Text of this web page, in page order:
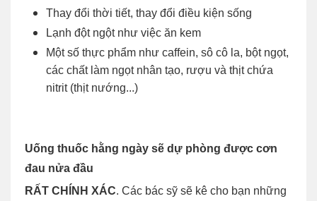
Thay đổi thời tiết, thay đổi điều kiện sống
Lạnh đột ngột như việc ăn kem
Một số thực phẩm như caffein, sô cô la, bột ngọt,
các chất làm ngọt nhân tạo, rượu và thịt chứa
nitrit (thịt nướng...)
Uống thuốc hằng ngày sẽ dự phòng được cơn
đau nửa đầu
RẤT CHÍNH XÁC. Các bác sỹ sẽ kê cho bạn những